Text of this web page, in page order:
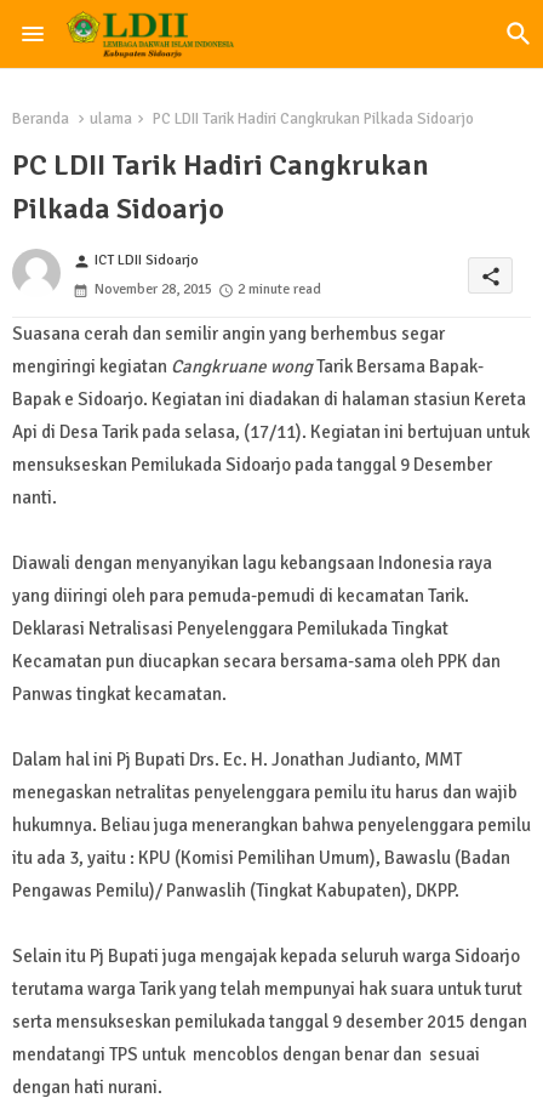
Beranda ulama PC LDII Tarik Hadiri Cangkrukan Pilkada Sidoarjo
PC LDII Tarik Hadiri Cangkrukan
Pilkada Sidoarjo
person ICT LDII Sidoarjo
November 28, 2015
2 minute read
share
Suasana cerah dan semilir angin yang berhembus segar
mengiringi kegiatan Cangkruane wongTarik Bersama Bapak-
Bapak e Sidoarjo. Kegiatan ini diadakan di halaman stasiun Kereta
Api di Desa Tarik pada selasa, (17/11). Kegiatan ini bertujuan untuk
mensukseskan Pemilukada Sidoarjo pada tanggal 9 Desember
nanti.
Diawali dengan menyanyikan lagu kebangsaan Indonesia raya
yang diiringi oleh para pemuda-pemudi di kecamatan Tarik.
Deklarasi Netralisasi Penyelenggara Pemilukada Tingkat
Kecamatan pun diucapkan secara bersama-sama oleh PPK dan
Panwas tingkat kecamatan.
Dalam hal ini Pj Bupati Drs. Ec. H. Jonathan Judianto, MMT
menegaskan netralitas penyelenggara pemilu itu harus dan wajib
hukumnya. Beliau juga menerangkan bahwa penyelenggara pemilu
itu ada 3, yaitu : KPU (Komisi Pemilihan Umum), Bawaslu (Badan
Pengawas Pemilu)/ Panwaslih (Tingkat Kabupaten), DKPP.
Selain itu Pj Bupati juga mengajak kepada seluruh warga Sidoarjo
terutama warga Tarik yang telah mempunyai hak suara untuk turut
serta mensukseskan pemilukada tanggal 9 desember 2015 dengan
mendatangi TPS untuk mencoblos dengan benar dan sesuai
dengan hati nurani.